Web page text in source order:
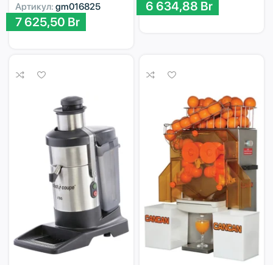
Артикул: gm016825
7 625,50 Br
6 634,88 Br